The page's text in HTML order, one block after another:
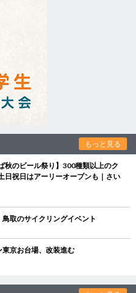
もっと見る
秋のビール祭り】300種類以上のク
日祝日はアーリーオープンも｜さい
取のサイクリングイベント
京お台場、改装進む